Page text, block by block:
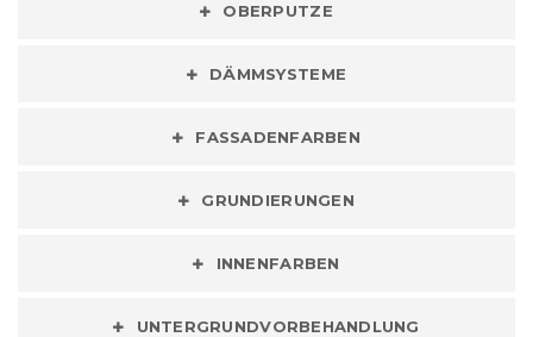
OBERPUTZE
DÄMMSYSTEME
FASSADENFARBEN
GRUNDIERUNGEN
INNENFARBEN
UNTERGRUNDVORBEHANDLUNG